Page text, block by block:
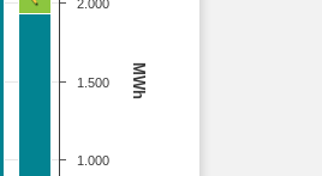
MWh
1.000
1.500
2.000